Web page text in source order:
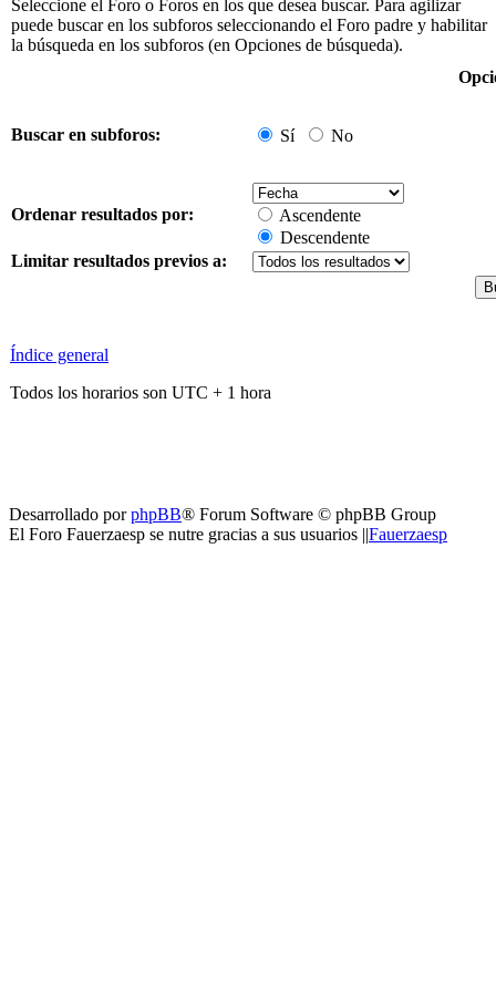
Seleccione el Foro o Foros en los que desea buscar. Para agilizar
puede buscar en los subforos seleccionando el Foro padre y habilitar
la búsqueda en los subforos (en Opciones de búsqueda).
Buscar en subforos: Sí No
Ordenar resultados por:
Ascendente
Descendente
Limitar resultados previos a:
Índice general
Todos los horarios son UTC + 1 hora
Desarrollado porphpBB® Forum Software © phpBB Group
El Foro Fauerzaesp se nutre gracias a sus usuarios ||Fauerzaesp